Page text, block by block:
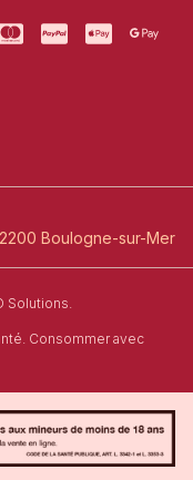
Boulogne-sur-Mer
de création de site
Solutions.
Consommer avec